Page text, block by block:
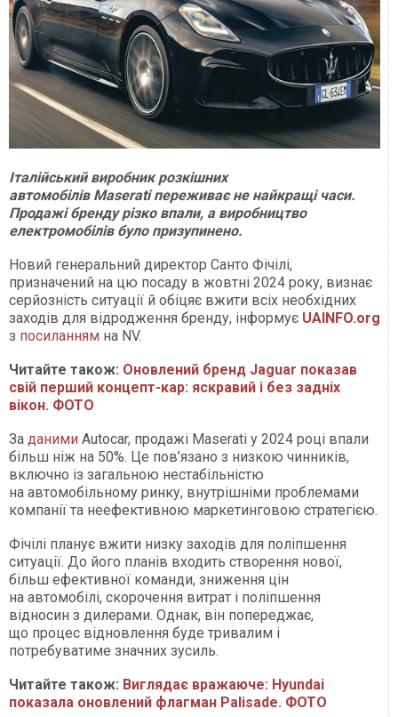
Італійський виробник розкішних
автомобілів Maserati переживає не найкращі часи.
Продажі бренду різко впали, а виробництво
електромобілів було призупинено.
Новий генеральний директор Санто Фічілі,
призначений на цю посаду в жовтні 2024 року, визнає
серйозність ситуації й обіцяє вжити всіх необхідних
заходів для відродження бренду, інформує UAINFO.org
з посиланням на NV.
Читайте також: Оновлений бренд Jaguar показав
свій перший концепт-кар: яскравий і без задніх
вікон. ФОТО
За даними Autocar, продажі Maserati у 2024 році впали
більш ніж на 50%. Це пов’язано з низкою чинників,
включно із загальною нестабільністю
на автомобільному ринку, внутрішніми проблемами
компанії та неефективною маркетинговою стратегією.
Фічілі планує вжити низку заходів для поліпшення
ситуації. До його планів входить створення нової,
більш ефективної команди, зниження цін
на автомобілі, скорочення витрат і поліпшення
відносин з дилерами. Однак, він попереджає,
що процес відновлення буде тривалим і
потребуватиме значних зусиль.
Читайте також: Виглядає вражаюче: Hyundai
показала оновлений флагман Palisade. ФОТО